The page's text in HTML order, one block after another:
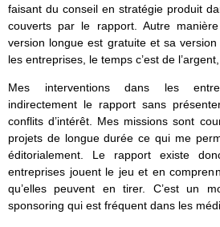
faisant du conseil en stratégie produit
couverts par le rapport. Autre
version longue est gratuite et sa
les entreprises, le temps c’est de
Mes interventions dans les
indirectement le rapport sans
conflits d’intérêt. Mes missions sont
projets de longue durée ce qui me
éditorialement. Le rapport existe
entreprises jouent le jeu et en
qu’elles peuvent en tirer. C’est un
sponsoring qui est fréquent dans les